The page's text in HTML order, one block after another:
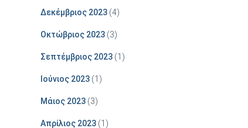
Δεκέμβριος 2023(4)
Οκτώβριος 2023(3)
Σεπτέμβριος 2023(1)
Ιούνιος 2023(1)
Μάιος 2023(3)
Απρίλιος 2023(1)